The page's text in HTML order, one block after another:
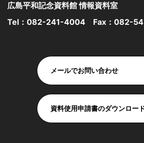
広島平和記念資料館 情報資料室
Tel： 082-241-4004 Fax：082-
メールでお問い合わせ
資料使用申請書のダウンロー